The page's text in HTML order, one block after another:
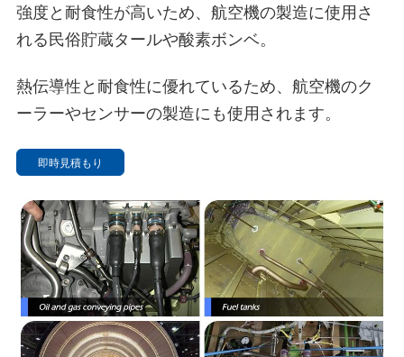
強度と耐食性が高いため、航空機の製造に使用さ
れる民俗貯蔵タールや酸素ボンベ。
熱伝導性と耐食性に優れているため、航空機のク
ーラーやセンサーの製造にも使用されます。
即時見積もり